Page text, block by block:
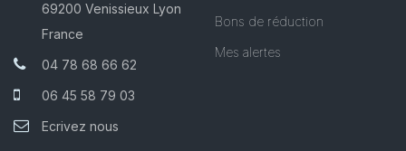
69200 Venissieux Lyon
France
04 78 68 66 62
06 45 58 79 03
Ecrivez nous
Bons de réduction
Mes alertes